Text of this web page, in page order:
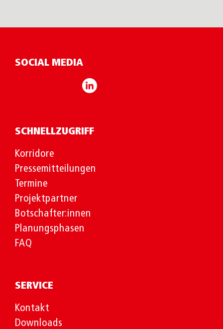
SOCIAL MEDIA
SCHNELLZUGRIFF
Korridore
Pressemitteilungen
Termine
Projektpartner
Botschafter:innen
Planungsphasen
FAQ
SERVICE
Kontakt
Downloads